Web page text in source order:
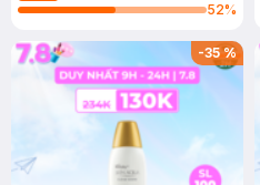
52%
-35%